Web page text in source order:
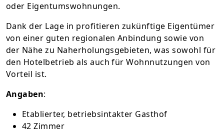
oder Eigentumswohnungen.
Dank der Lage in profitieren zukünftige Eigentümer
von einer guten regionalen Anbindung sowie von
der Nähe zu Naherholungsgebieten, was sowohl für
den Hotelbetrieb als auch für Wohnnutzungen von
Vorteil ist.
Angaben:
Etablierter, betriebsintakter Gasthof
42 Zimmer